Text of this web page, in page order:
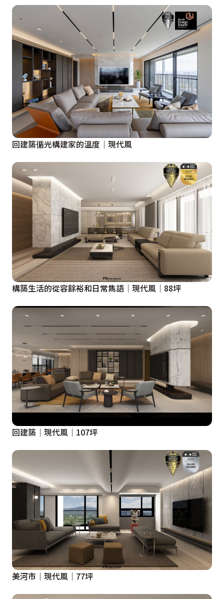
回建築循光構建家的溫度│現代風
構築生活的從容餘裕和日常雋語│現代風│88坪
回建築│現代風│107坪
美河市│現代風│77坪